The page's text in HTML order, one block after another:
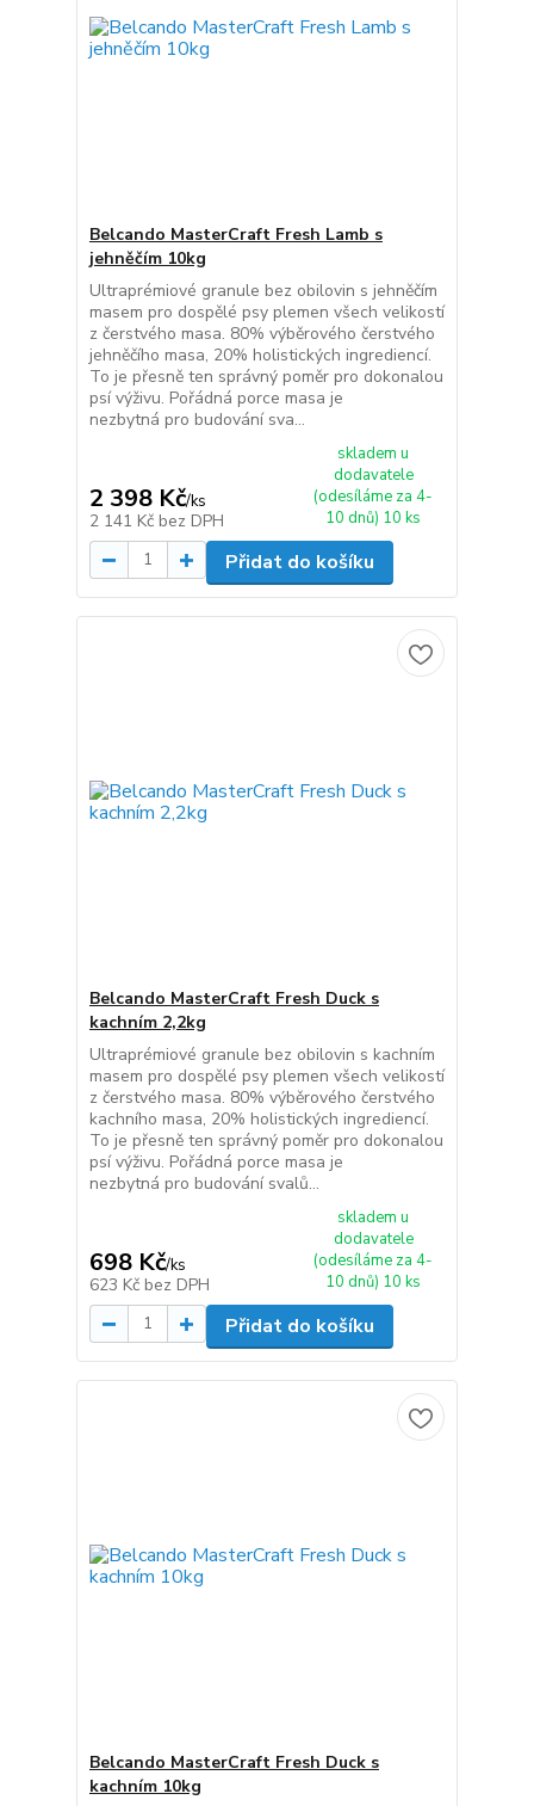
Belcando MasterCraft Fresh Lamb s
jehněčím 10kg
Ultraprémiové granule bez obilovin s jehněčím
masem pro dospělé psy plemen všech velikostí
z čerstvého masa. 80% výběrového čerstvého
jehněčího masa, 20% holistických ingrediencí.
To je přesně ten správný poměr pro dokonalou
psí výživu. Pořádná porce masa je
nezbytná pro budování sva...
2 398 Kč/ks
2 141 Kč bez DPH
skladem u
dodavatele
(odesíláme za 4-
10 dnů) 10 ks
Přidat do košíku
Belcando MasterCraft Fresh Duck s
kachním 2,2kg
Ultraprémiové granule bez obilovin s kachním
masem pro dospělé psy plemen všech velikostí
z čerstvého masa. 80% výběrového čerstvého
kachního masa, 20% holistických ingrediencí.
To je přesně ten správný poměr pro dokonalou
psí výživu. Pořádná porce masa je
nezbytná pro budování svalů...
698 Kč/ks
623 Kč bez DPH
skladem u
dodavatele
(odesíláme za 4-
10 dnů) 10 ks
Přidat do košíku
Belcando MasterCraft Fresh Duck s
kachním 10kg